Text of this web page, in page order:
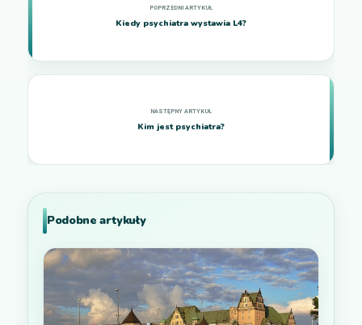
Kiedy psychiatra wystawia L4?
Kim jest psychiatra?
Podobne artykuły